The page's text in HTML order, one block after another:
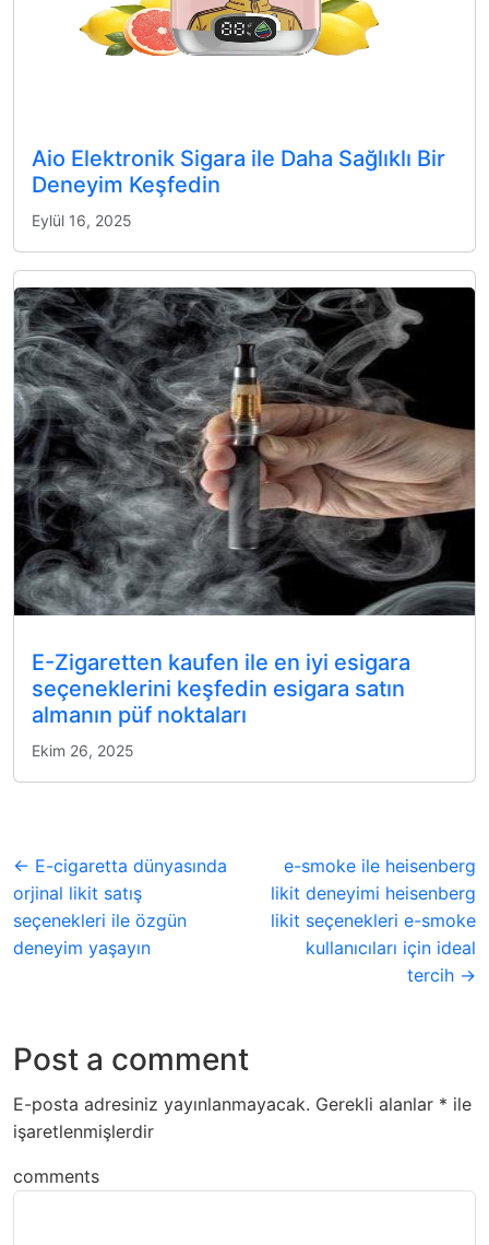
Aio Elektronik Sigara ile Daha Sağlıklı Bir
Deneyim Keşfedin
Eylül 16, 2025
E-Zigaretten kaufen ile en iyi esigara
seçeneklerini keşfedin esigara satın
almanın püf noktaları
Ekim 26, 2025
← E-cigaretta dünyasında
orjinal likit satış
seçenekleri ile özgün
deneyim yaşayın
e-smoke ile heisenberg
likit deneyimi heisenberg
likit seçenekleri e-smoke
kullanıcıları için ideal
tercih →
Post a comment
E-posta adresiniz yayınlanmayacak. Gerekli alanlar * ile
işaretlenmişlerdir
comments